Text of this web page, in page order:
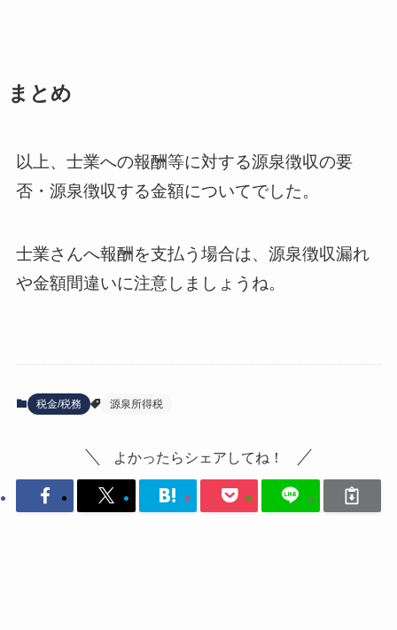
まとめ
以上、士業への報酬等に対する源泉徴収の要
否・源泉徴収する金額についてでした。
士業さんへ報酬を支払う場合は、源泉徴収漏れ
や金額間違いに注意しましょうね。
税金/税務 源泉所得税
よかったらシェアしてね！